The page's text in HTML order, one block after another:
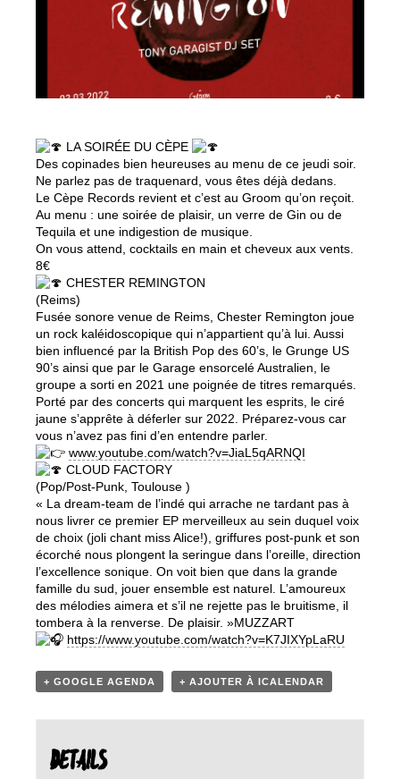
LA SOIRÉE DU CÈPE
Des copinades bien heureuses au menu de ce jeudi soir.
Ne parlez pas de traquenard, vous êtes déjà dedans.
Le Cèpe Records revient et c’est au Groom qu’on reçoit.
Au menu : une soirée de plaisir, un verre de Gin ou de
Tequila et une indigestion de musique.
On vous attend, cocktails en main et cheveux aux vents.
8€
CHESTER REMINGTON
(Reims)
Fusée sonore venue de Reims, Chester Remington joue
un rock kaléidoscopique qui n’appartient qu’à lui. Aussi
bien influencé par la British Pop des 60’s, le Grunge US
90’s ainsi que par le Garage ensorcelé Australien, le
groupe a sorti en 2021 une poignée de titres remarqués.
Porté par des concerts qui marquent les esprits, le ciré
jaune s’apprête à déferler sur 2022. Préparez-vous car
vous n’avez pas fini d’en entendre parler.
www.youtube.com/watch?v=JiaL5qARNQI
CLOUD FACTORY
(Pop/Post-Punk, Toulouse )
« La dream-team de l’indé qui arrache ne tardant pas à
nous livrer ce premier EP merveilleux au sein duquel voix
de choix (joli chant miss Alice!), griffures post-punk et son
écorché nous plongent la seringue dans l’oreille, direction
l’excellence sonique. On voit bien que dans la grande
famille du sud, jouer ensemble est naturel. L’amoureux
des mélodies aimera et s’il ne rejette pas le bruitisme, il
tombera à la renverse. De plaisir. »MUZZART
https://www.youtube.com/watch?v=K7JIXYpLaRU
+ GOOGLE AGENDA + AJOUTER À ICALENDAR
DETAILS